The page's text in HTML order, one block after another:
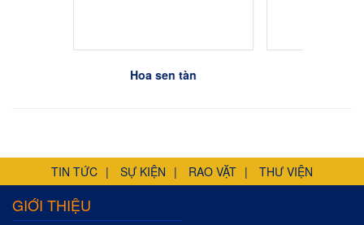
Hoa sen tàn
TIN TỨC SỰ KIỆN RAO VẶT THƯ VIỆN
GIỚI THIỆU